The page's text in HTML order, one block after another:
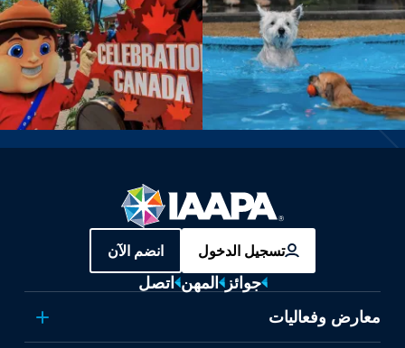
تسجيل الدخول انضم الآن
جوائز المهن اتصل
معارض وفعاليات